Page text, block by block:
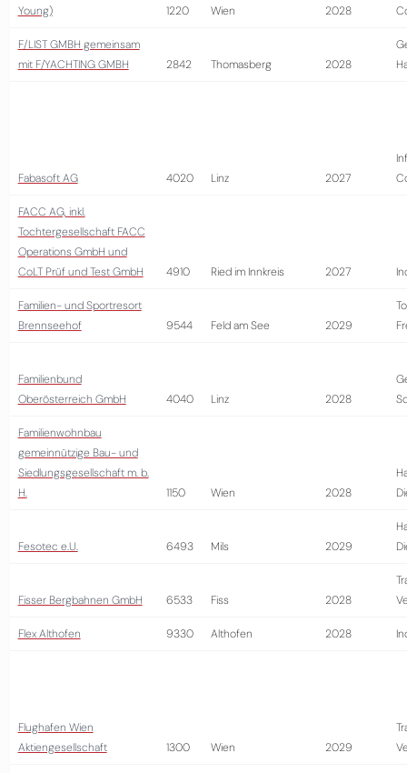
Young)
1220 Wien 2028
F/LIST GMBH gemeinsam
mit F/YACHTING GMBH
2842 Thomasberg 2028
Fabasoft AG 4020 Linz 2027
FACC AG, inkl.
Tochtergesellschaft FACC
Operations GmbH und
CoLT Prüf und Test GmbH
4910 Ried im Innkreis 2027
Familien- und Sportresort
Brennseehof
9544 Feld am See 2029
Familienbund
Oberösterreich GmbH
4040 Linz 2028
Familienwohnbau
gemeinnützige Bau- und
Siedlungsgesellschaft m. b.
H.
1150 Wien 2028
Fesotec e.U. 6493 Mils 2029
Fisser Bergbahnen GmbH 6533 Fiss 2028
Flex Althofen 9330 Althofen 2028
Flughafen Wien
Aktiengesellschaft
1300 Wien 2029